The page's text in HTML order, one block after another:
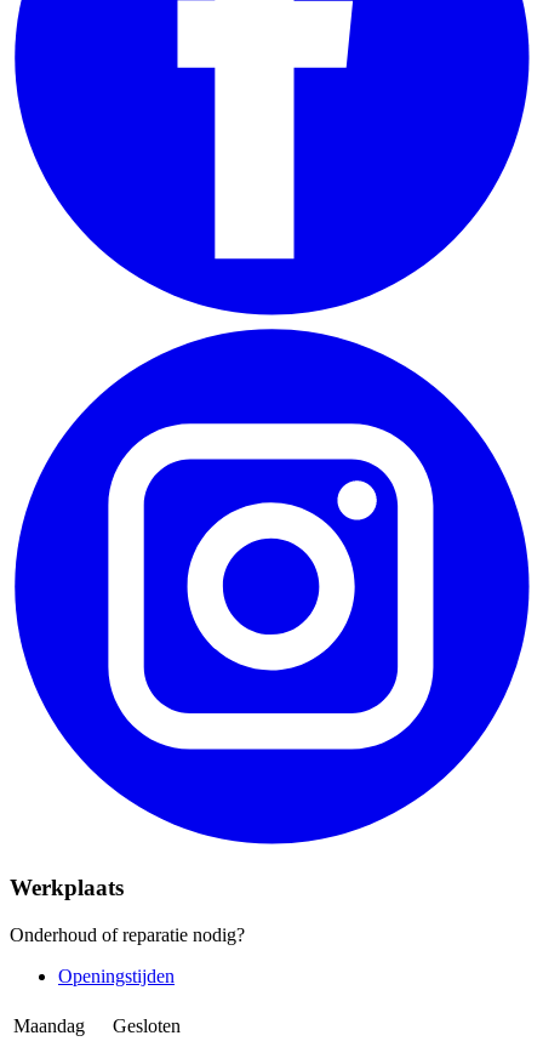
Werkplaats
Onderhoud of reparatie nodig?
Openingstijden
Maandag Gesloten